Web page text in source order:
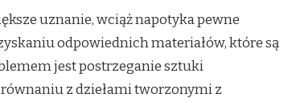
uznanie, wciąż napotyka pewne
odpowiednich materiałów, które są
jest postrzeganie sztuki
z dziełami tworzonymi z